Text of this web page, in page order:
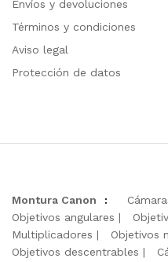
Envíos y devoluciones
Términos y condiciones
Aviso legal
Protección de datos
Montura Canon :
Objetivos angulares
Multiplicadores
Objetivos
Objetivos descentrables